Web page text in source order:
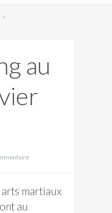
au
arts martiaux
au